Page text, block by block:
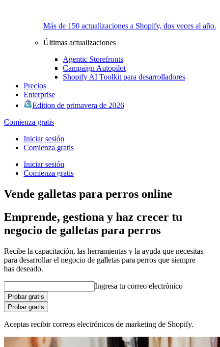
Más de 150 actualizaciones a Shopify, dos veces al año.
Últimas actualizaciones
Agentic Storefronts
Campaign Autopilot
Shopify AI Toolkit para desarrolladores
Precios
Enterprise
Edition de primavera de 2026
Comienza gratis
Iniciar sesión
Comienza gratis
Iniciar sesión
Comienza gratis
Vende galletas para perros online
Emprende, gestiona y haz crecer tu
negocio de galletas para perros
Recibe la capacitación, las herramientas y la ayuda que necesitas
para desarrollar el negocio de galletas para perros que siempre
has deseado.
Ingresa tu correo electrónico
Probar gratis
Probar gratis
Aceptas recibir correos electrónicos de marketing de Shopify.